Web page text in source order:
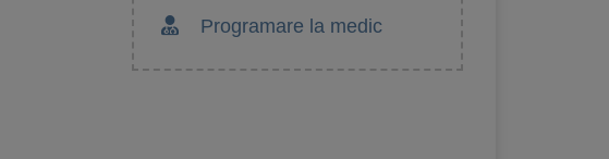
Programare la medic